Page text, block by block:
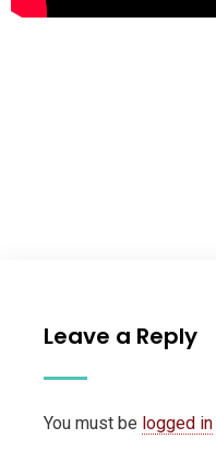
Leave a Reply
You must be logged in